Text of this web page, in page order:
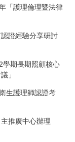
「護理倫理暨法律
證經驗分享研討
學期長期照顧核心
」
生護理師認證考
推廣中心辦理